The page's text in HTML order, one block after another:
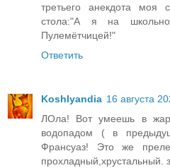
третьего анекдота моя
стола:"А я на
Пулемётчицей!"
Ответить
Koshlyandia 16 августа
ЛОла! Вот умеешь в
водопадом ( в
Франсуаз! Это же
прохладный,хрустальный.